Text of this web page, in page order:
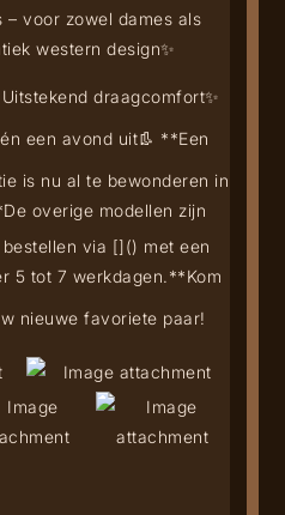
– voor zowel dames als
western design✨
Uitstekend draagcomfort✨
een avond uit👢 **Een
is nu al te bewonderen in
overige modellen zijn
via []() met een
5 tot 7 werkdagen.**Kom
nieuwe favoriete paar!